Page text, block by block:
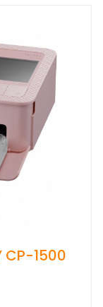
CP-1500